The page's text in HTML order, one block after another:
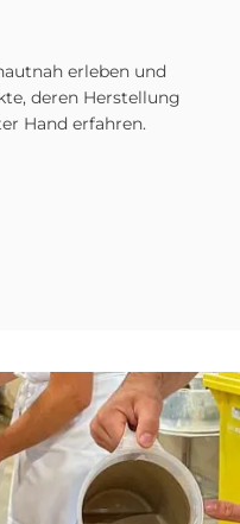
erleben und
deren Herstellung
Hand erfahren.